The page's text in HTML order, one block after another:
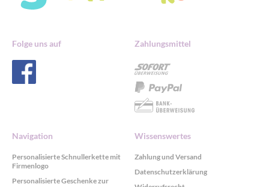
Folge uns auf Zahlungsmittel
Navigation
Personalisierte Schnullerkette mit
Firmenlogo
Personalisierte Geschenke zur
Wissenswertes
Zahlung und Versand
Datenschutzerklärung